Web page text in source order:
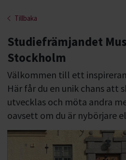
Tillbaka
Studiefrämjandet
Stockholm
Välkommen till ett
Här får du en unik chans att
utvecklas och möta andra
oavsett om du är nybörjare